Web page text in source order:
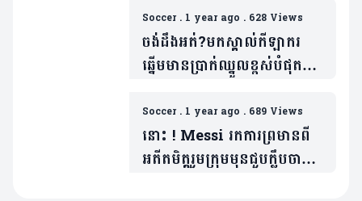
Soccer. 1 year ago . 628 Views
ចង់ដឹងអត់?មកស្គាល់កីឡាករ
ឆ្នើមមានប្រាក់ឈ្នួលខ្ពស់បំផុត
Soccer
Soccer. 1 year ago . 689 Views
នោះ ! Messi រកការព្រមានពី
អតីតមិត្តរួមក្រុមមុនជួបក្លឹបចាស់